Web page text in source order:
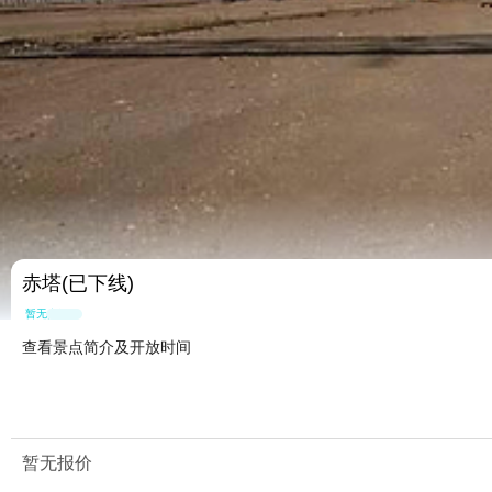
赤塔(已下线)
暂无点评
查看景点简介及开放时间
暂无报价